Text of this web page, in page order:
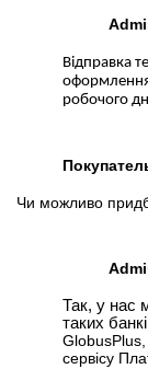
Відправка
оформлення
робочого
Чи можливо
Так, у нас
таких
сервісу